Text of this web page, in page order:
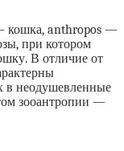
кошка, anthropos —
при котором
В отличие от
в неодушевленные
зооантропии —